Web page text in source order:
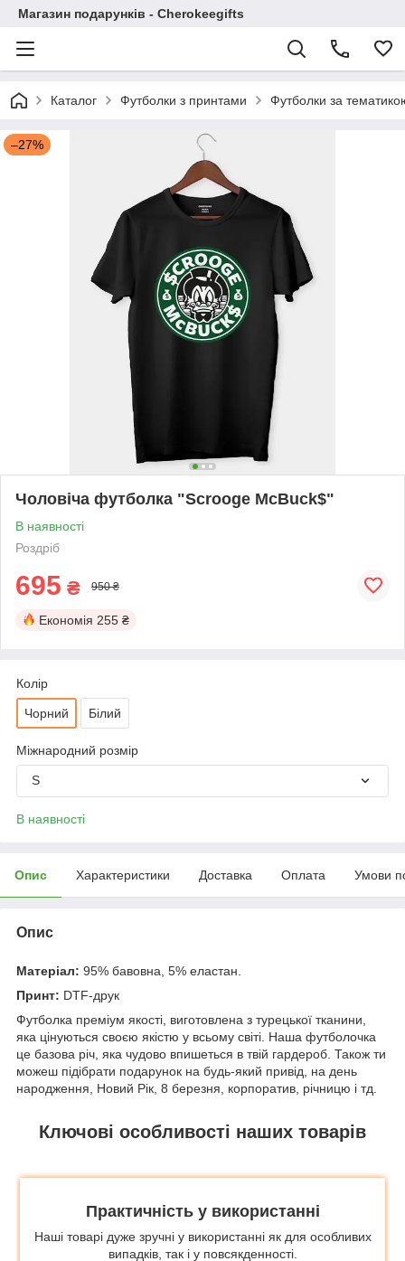
Магазин подарунків - Cherokeegifts
Каталог Футболки з принтами Футболки за
–27%
Чоловіча футболка "Scrooge McBuck$"
В наявності
Роздріб
695 ₴ 950 ₴
Економія 255 ₴
Колір
Чорний Білий
Міжнародний розмір
S
В наявності
Опис Характеристики Доставка Оплата Умови
Опис
Матеріал: 95% бавовна, 5% еластан.
Принт: DTF-друк
Футболка преміум якості, виготовлена з турецької тканини,
яка цінуються своєю якістю у всьому світі. Наша футболочка
це базова річ, яка чудово впишеться в твій гардероб. Також ти
можеш підібрати подарунок на будь-який привід, на день
народження, Новий Рік, 8 березня, корпоратив, річницю і тд.
Ключові особливості наших товарів
Практичність у використанні
Наші товарі дуже зручні у використанні як для особливих
випадків, так і у повсякденності.